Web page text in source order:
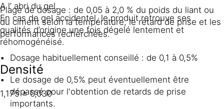
A l’ abri du gel.
En cas de gel accidentel, le produit retrouve ses
qualités d’origine une fois dégelé lentement et
réhomogénéisé.
Densité
1,175 ± 0,030
Plage de dosage : de 0,05 à 2,0 % du poids du liant ou
du ciment selon la température, le retard de prise et les
performances recherchées.
Dosage habituellement conseillé : de 0,1 à 0,5%
Le dosage de 0,5% peut éventuellement être
dépassé pour l'obtention de retards de prise
importants.